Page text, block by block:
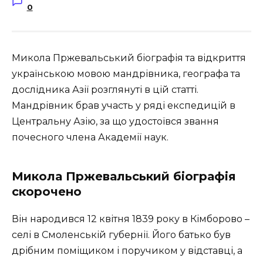
0
Микола Пржевальський біографія та відкриття
українською мовою мандрівника, географа та
дослідника Азії розглянуті в цій статті.
Мандрівник брав участь у ряді експедицій в
Центральну Азію, за що удостоївся звання
почесного члена Академії наук.
Микола Пржевальський біографія
скорочено
Він народився 12 квітня 1839 року в Кімборово –
селі в Смоленській губернії. Його батько був
дрібним поміщиком і поручиком у відставці, а